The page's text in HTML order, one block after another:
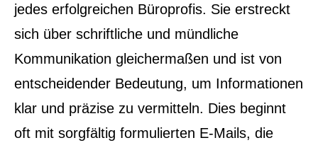
jedes erfolgreichen Büroprofis. Sie erstreckt
sich über schriftliche und mündliche
Kommunikation gleichermaßen und ist von
entscheidender Bedeutung, um Informationen
klar und präzise zu vermitteln. Dies beginnt
oft mit sorgfältig formulierten E-Mails, die